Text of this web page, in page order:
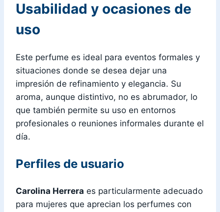
Usabilidad y ocasiones de
uso
Este perfume es ideal para eventos formales y
situaciones donde se desea dejar una
impresión de refinamiento y elegancia. Su
aroma, aunque distintivo, no es abrumador, lo
que también permite su uso en entornos
profesionales o reuniones informales durante el
día.
Perfiles de usuario
Carolina Herrera es particularmente adecuado
para mujeres que aprecian los perfumes con